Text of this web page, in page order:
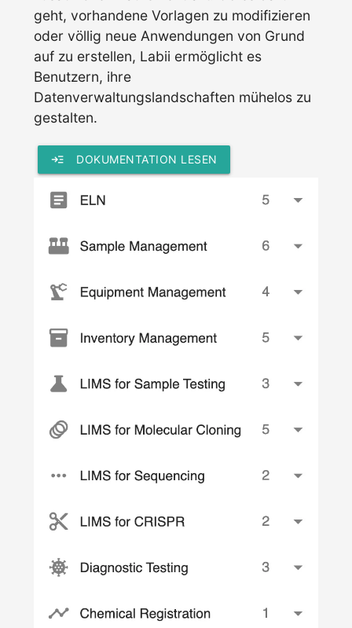
geht, vorhandene Vorlagen zu modifizieren
oder völlig neue Anwendungen von Grund
auf zu erstellen, Labii ermöglicht es
Benutzern, ihre
Datenverwaltungslandschaften mühelos zu
gestalten.
read_more DOKUMENTATION LESEN